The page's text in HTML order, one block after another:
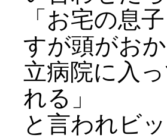
「お宅の息
すが頭がお
立病院に入
れる」
と言われビ